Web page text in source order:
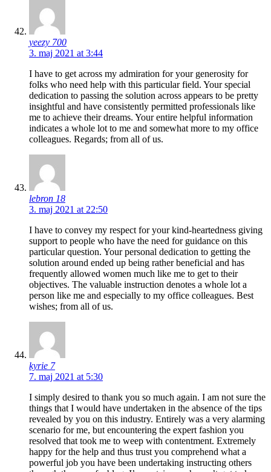
yeezy 700
3. maj 2021 at 3:44
I have to get across my admiration for your generosity for
folks who need help with this particular field. Your special
dedication to passing the solution across appears to be pretty
insightful and have consistently permitted professionals like
me to achieve their dreams. Your entire helpful information
indicates a whole lot to me and somewhat more to my office
colleagues. Regards; from all of us.
lebron 18
3. maj 2021 at 22:50
I have to convey my respect for your kind-heartedness giving
support to people who have the need for guidance on this
particular question. Your personal dedication to getting the
solution around ended up being rather beneficial and has
frequently allowed women much like me to get to their
objectives. The valuable instruction denotes a whole lot a
person like me and especially to my office colleagues. Best
wishes; from all of us.
kyrie 7
7. maj 2021 at 5:30
I simply desired to thank you so much again. I am not sure the
things that I would have undertaken in the absence of the tips
revealed by you on this industry. Entirely was a very alarming
scenario for me, but encountering the expert fashion you
resolved that took me to weep with contentment. Extremely
happy for the help and thus trust you comprehend what a
powerful job you have been undertaking instructing others